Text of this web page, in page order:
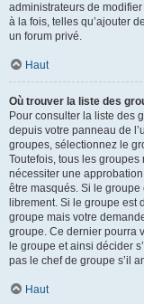
administrateurs de
à la fois, telles qu’ajouter
un forum privé.
Haut
Où trouver la liste des
Pour consulter la liste des
depuis votre panneau de
groupes, sélectionnez le
Toutefois, tous les
nécessiter une
être masqués. Si le
librement. Si le groupe est
groupe mais votre
groupe. Ce dernier pourra
le groupe et ainsi décider
pas le chef de groupe s’il
Haut